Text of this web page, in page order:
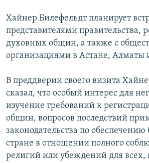
Хайнер Билефельдт планирует
представителями правительства,
духовных общин, а также с
организациями в Астане, Алматы
В преддверии своего визита
сказал, что особый интерес для
изучение требований к
общин, вопросов последствий
законодательства по обеспечению
стране в отношении полного
религий или убеждений для всех,